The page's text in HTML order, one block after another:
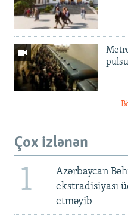
Çox izlənən
1
Azərbaycan
ekstradisiyası
etməyib